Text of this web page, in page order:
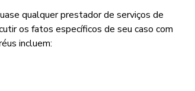
qualquer prestador de serviços de
os fatos específicos de seu caso com
incluem: